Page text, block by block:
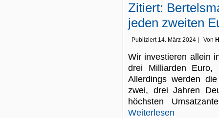
Zitiert:
jeden zweiten
Publiziert 14. März 2024 Von
Wir investieren allein
drei Milliarden Euro,
Allerdings werden
zwei, drei Jahren
höchsten
Weiterlesen